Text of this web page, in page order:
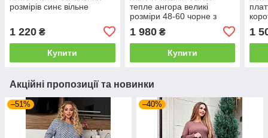
розмірів синє вільне
1 220 ₴
Купити
тепле ангора великі
розміри 48-60 чорне з
1 980₴
Купити
1
Акційні пропозиції та новинки
–51% –40%